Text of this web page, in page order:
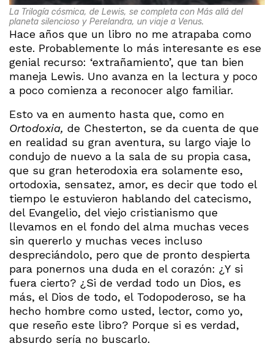
La Trilogía cósmica, de Lewis, se completa con Más allá del
planeta silencioso y Perelandra, un viaje a Venus.
Hace años que un libro no me atrapaba como
este. Probablemente lo más interesante es ese
genial recurso: ‘extrañamiento’, que tan bien
maneja Lewis. Uno avanza en la lectura y poco
a poco comienza a reconocer algo familiar.
Esto va en aumento hasta que, como en
Ortodoxia, de Chesterton, se da cuenta de que
en realidad su gran aventura, su largo viaje lo
condujo de nuevo a la sala de su propia casa,
que su gran heterodoxia era solamente eso,
ortodoxia, sensatez, amor, es decir que todo el
tiempo le estuvieron hablando del catecismo,
del Evangelio, del viejo cristianismo que
llevamos en el fondo del alma muchas veces
sin quererlo y muchas veces incluso
despreciándolo, pero que de pronto despierta
para ponernos una duda en el corazón: ¿Y si
fuera cierto? ¿Si de verdad todo un Dios, es
más, el Dios de todo, el Todopoderoso, se ha
hecho hombre como usted, lector, como yo,
que reseño este libro? Porque si es verdad,
absurdo sería no buscarlo.